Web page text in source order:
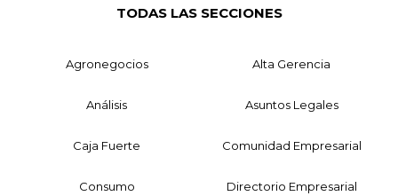
TODAS LAS SECCIONES
Agronegocios Alta Gerencia
Análisis Asuntos Legales
Caja Fuerte Comunidad Empresarial
Consumo Directorio Empresarial